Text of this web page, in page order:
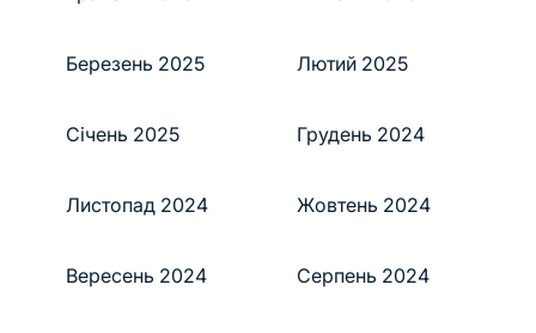
Березень 2025 Лютий 2025
Січень 2025 Грудень 2024
Листопад 2024 Жовтень 2024
Вересень 2024 Серпень 2024